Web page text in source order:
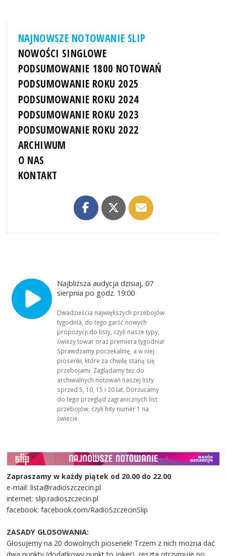
NAJNOWSZE NOTOWANIE SLIP
NOWOŚCI SINGLOWE
PODSUMOWANIE 1800 NOTOWAŃ
PODSUMOWANIE ROKU 2025
PODSUMOWANIE ROKU 2024
PODSUMOWANIE ROKU 2023
PODSUMOWANIE ROKU 2022
ARCHIWUM
O NAS
KONTAKT
Najbliższa audycja dzisiaj, 07
sierpnia po godz. 19:00
Dwadzieścia największych przebojów
tygodnia, do tego garść nowych
propozycji do listy, czyli nasze typy,
świeży towar oraz premiera tygodnia!
Sprawdzamy poczekalnię, a w niej
piosenki, które za chwilę staną się
przebojami. Zaglądamy też do
archiwalnych notowań naszej listy
sprzed 5, 10, 15 i 20 lat. Dorzucamy
do tego przegląd zagranicznych list
przebojów, czyli hity numer 1 na
świecie.
Zapraszamy w każdy piątek od 20.00 do 22.00
e-mail: lista@radioszczecin.pl
internet: slip.radioszczecin.pl
facebook: facebook.com/RadioSzczecinSlip
ZASADY GŁOSOWANIA:
Głosujemy na 20 dowolnych piosenek! Trzem z nich można dać